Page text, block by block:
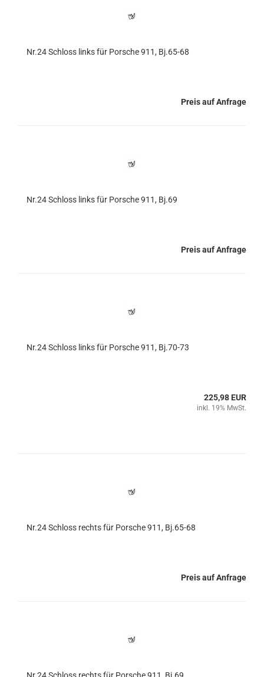
Nr.24 Schloss links für Porsche 911, Bj.65-68
Preis auf Anfrage
Nr.24 Schloss links für Porsche 911, Bj.69
Preis auf Anfrage
Nr.24 Schloss links für Porsche 911, Bj.70-73
225,98 EUR
inkl. 19% MwSt.
Nr.24 Schloss rechts für Porsche 911, Bj.65-68
Preis auf Anfrage